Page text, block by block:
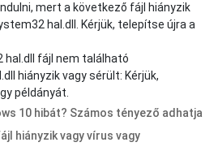
mert a következő fájl hiányzik
hal.dll
. Kérjük, telepítse újra a
hal.dll
fájl nem található
hiányzik vagy sérült: Kérjük,
példányát.
10 hibát? Számos tényező adhatja
hiányzik vagy vírus vagy